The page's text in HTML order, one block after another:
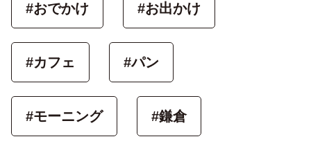
#おでかけ #お出かけ
#カフェ #パン
#モーニング #鎌倉